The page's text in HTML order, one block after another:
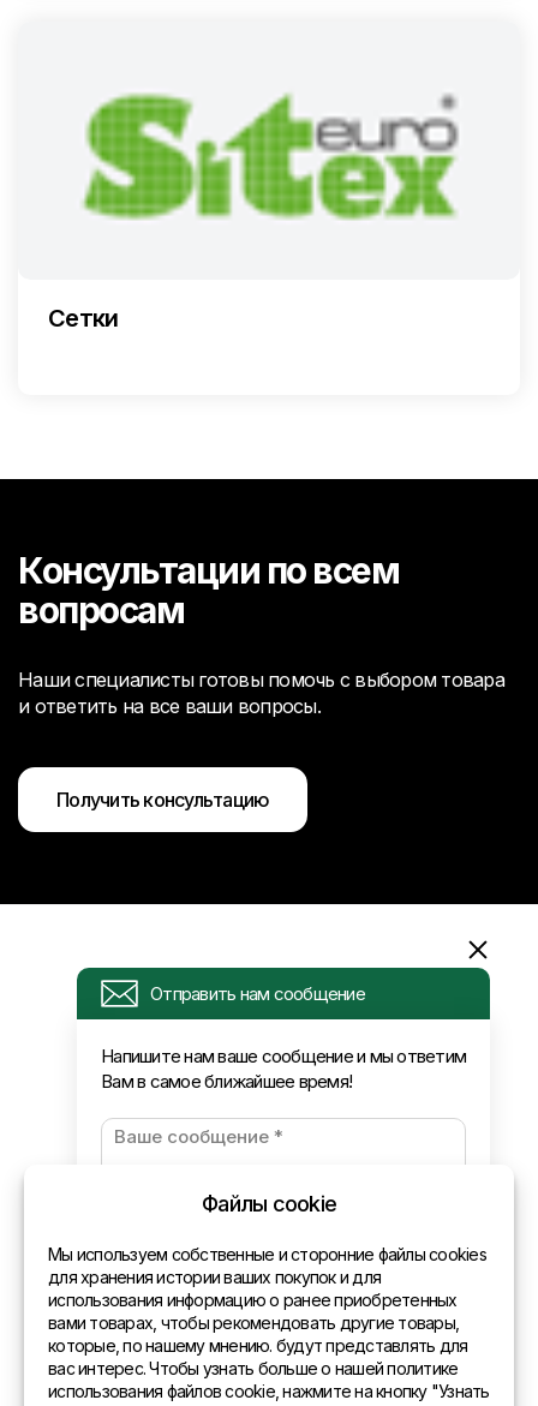
Сетки
Консультации по всем
вопросам
Наши специалисты готовы помочь с выбором товара
и ответить на все ваши вопросы.
Получить консультацию
Отправить нам сообщение
Напишите нам ваше сообщение и мы ответим
Вам в самое ближайшее время!
Информация
Запрос
Оплата и доставка
Политика конфиденциальности
Контакты
Общая информация
Представительства в мире
Файлы cookie
Мы используем собственные и сторонние файлы cookies
для хранения истории ваших покупок и для
использования информацию о ранее приобретенных
вами товарах, чтобы рекомендовать другие товары,
которые, по нашему мнению. будут представлять для
вас интерес. Чтобы узнать больше о нашей политике
использования файлов cookie, нажмите на кнопку "Узнать